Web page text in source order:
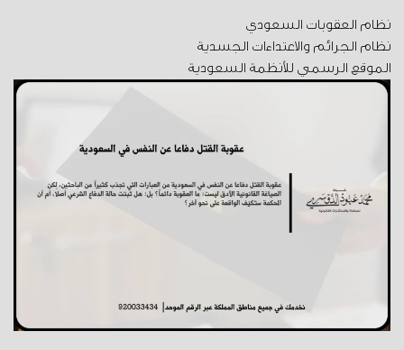
نظام العقوبات السعودي
نظام الجرائم والاعتداءات الجسدية
الموقع الرسمي للأنظمة السعودية